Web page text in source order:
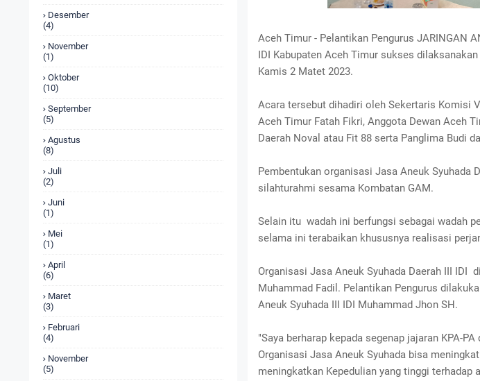
Desember
(4)
November
(1)
Oktober
(10)
September
(5)
Agustus
(8)
Juli
(2)
Juni
(1)
Mei
(1)
April
(6)
Maret
(3)
Februari
(4)
November
(5)
Aceh Timur - Pelantikan Pengurus JARINGAN
IDI Kabupaten Aceh Timur sukses
Kamis 2 Matet 2023.
Acara tersebut dihadiri oleh Sekertaris Komisi
Aceh Timur Fatah Fikri, Anggota Dewan Aceh
Daerah Noval atau Fit 88 serta Panglima Budi
Pembentukan organisasi Jasa Aneuk Syuhada
silahturahmi sesama Kombatan GAM.
Selain itu wadah ini berfungsi sebagai wadah
selama ini terabaikan khususnya realisasi
Organisasi Jasa Aneuk Syuhada Daerah III IDI
Muhammad Fadil. Pelantikan Pengurus
Aneuk Syuhada III IDI Muhammad Jhon SH.
"Saya berharap kepada segenap jajaran KPA-
Organisasi Jasa Aneuk Syuhada bisa
meningkatkan Kepedulian yang tinggi terhadap